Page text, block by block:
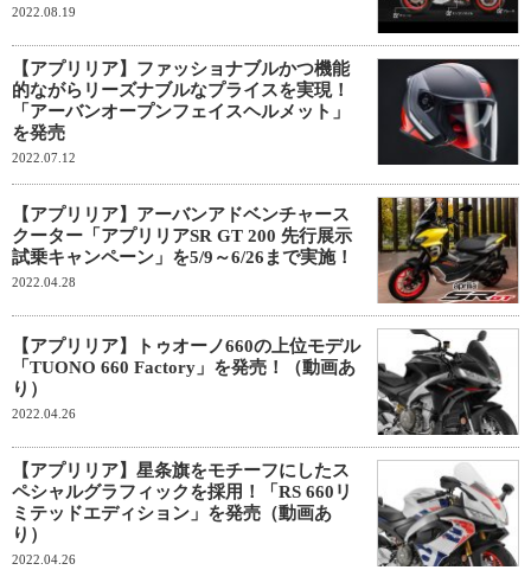
2022.08.19
【アプリリア】ファッショナブルかつ機能
的ながらリーズナブルなプライスを実現！
「アーバンオープンフェイスヘルメット」
を発売
2022.07.12
【アプリリア】アーバンアドベンチャース
クーター「アプリリアSR GT 200 先行展示
試乗キャンペーン」を5/9～6/26まで実施！
2022.04.28
【アプリリア】トゥオーノ660の上位モデル
「TUONO 660 Factory」を発売！（動画あ
り）
2022.04.26
【アプリリア】星条旗をモチーフにしたス
ペシャルグラフィックを採用！「RS 660リ
ミテッドエディション」を発売（動画あ
り）
2022.04.26